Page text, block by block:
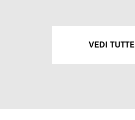
VEDI TUTTE